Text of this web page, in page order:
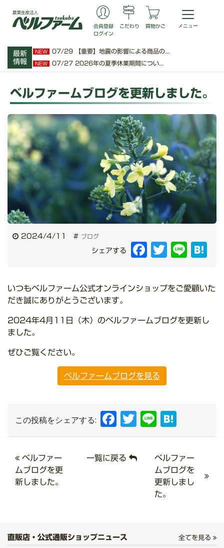
最新
情報
NEW 07/29 【重要】地震の影響による商品の...
NEW 07/27 2026年の夏季休業期間につい...
会員登録
ログイン
こだわり 買物かご
ベルファームブログを更新しました。
2024/4/11 # ブログ
シェアする Facebook
Twitter Line
いつもベルファーム公式オンラインショップをご愛顧いた
だき誠にありがとうございます。
2024年4月11日（木）のベルファームブログを更新し
ました。
ぜひご覧ください。
ベルファームブログを見る
この投稿をシェアする: Facebook
Twitter
Line
ベルファー
ムブログを更
新しました。
一覧に戻る
ベルファー
ムブログを
更新しまし
た。
直販店・公式通販ショップニュース 全てを見る